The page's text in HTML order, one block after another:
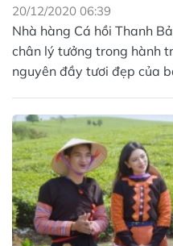
20/12/2020 06:39
Nhà hàng Cá hồi Thanh
chân lý tưởng trong hành
nguyên đầy tươi đẹp của